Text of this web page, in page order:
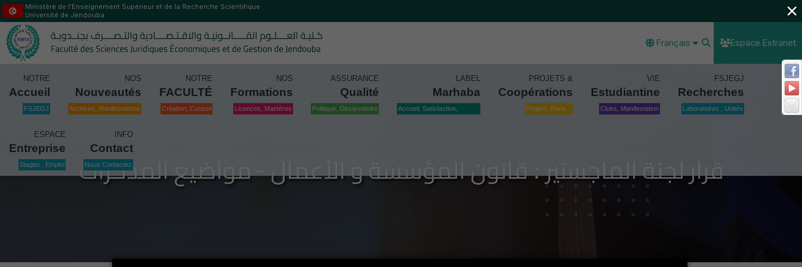
Ministère de l’Enseignement Supérieur et de la Recherche Scientifique
Université de Jendouba
Français Espace Extranet
NOTRE
Accueil
FSJEGJ
NOS
Nouveautés
Archives, Manifestations
NOTRE
FACULTÉ
Création, Conseil
NOS
Formations
Licences, Mastères
ASSURANCE
Qualité
Politique, Observatoire
LABEL
Marhaba
Accueil, Satisfaction,
PROJETS &
Coopérations
Projets, Parte...
VIE
Estudiantine
Clubs, Manifestation
FSJEGJ
Recherches
Laboratoires , Unités
ESPACE
Entreprise
Stages , Emploi
INFO
Contact
Nous Contactez
قرار لجنة الماجستير : قانون المؤسسة و الأعمال - مواضيع المذكرات
×